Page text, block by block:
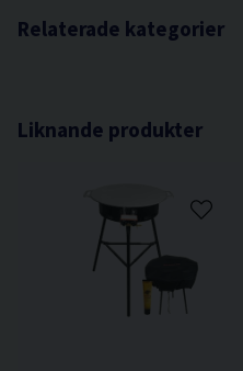
Storlek galler 43 x 25 cm
Relaterade kategorier
Liknande produkter